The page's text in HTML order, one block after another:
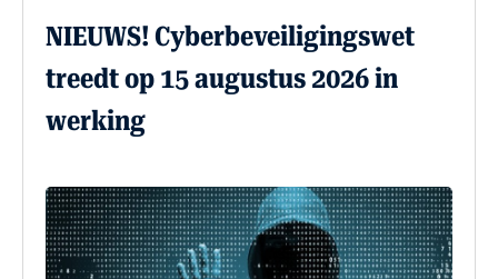
NIEUWS! Cyberbeveiligingswet
treedt op 15 augustus 2026 in
werking